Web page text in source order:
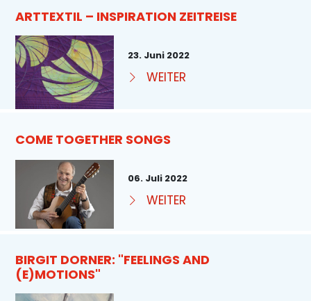
ARTTEXTIL – INSPIRATION ZEITREISE
23. Juni 2022
WEITER
COME TOGETHER SONGS
06. Juli 2022
WEITER
BIRGIT DORNER: "FEELINGS AND
(E)MOTIONS"